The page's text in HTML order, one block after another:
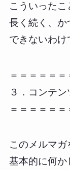
こういった
長く続く、か
できないわけ
＝＝＝＝＝
３．コンテ
＝＝＝＝＝
このメルマガ
基本的に何か